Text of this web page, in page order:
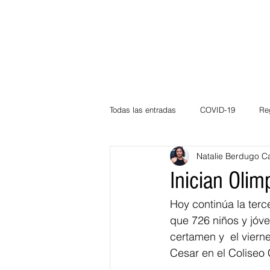
Todas las entradas COVID-19
Atlántico La
Bloggeros
Educación BID
Inician
Natalie Berdugo
Hoy continúa la
que 726 niños y
certamen y  el
Cesar en el